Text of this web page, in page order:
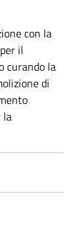
con la
il
curando la
di
la